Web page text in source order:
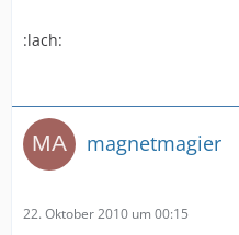
:lach:
magnetmagier
22. Oktober 2010 um 00:15